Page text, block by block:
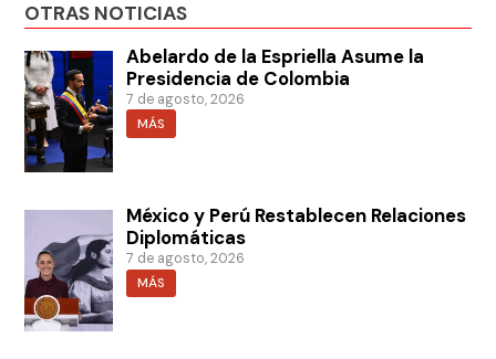
OTRAS NOTICIAS
Abelardo de la Espriella Asume la
Presidencia de Colombia
7 de agosto, 2026
MÁS
México y Perú Restablecen Relaciones
Diplomáticas
7 de agosto, 2026
MÁS